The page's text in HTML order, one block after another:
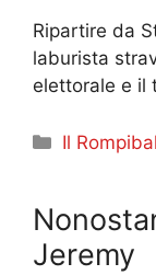
Ripartire da
laburista
elettorale e il
Categorie
Il
Jeremy